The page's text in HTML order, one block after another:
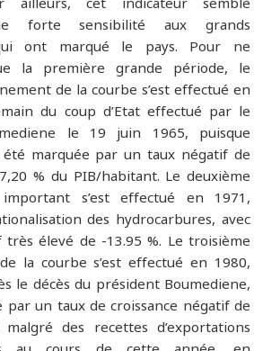
forte sensibilité aux grands
ont marqué le pays. Pour ne
la première grande période, le
de la courbe s’est effectué en
du coup d’Etat effectué par le
le 19 juin 1965, puisque
été marquée par un taux négatif de
% du PIB/habitant. Le deuxième
s’est effectué en 1971,
des hydrocarbures, avec
élevé de -13.95 %. Le troisième
la courbe s’est effectué en 1980,
le décès du président Boumediene,
par un taux de croissance négatif de
des recettes d’exportations